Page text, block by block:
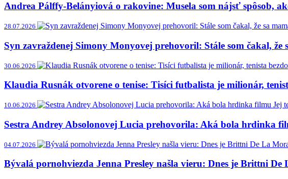
Andrea Pálffy-Belányiová o rakovine: Musela som nájsť spôsob,
28.07.2026
Syn zavraždenej Simony Monyovej prehovoril: Stále som čakal, že
30.06.2026
Klaudia Rusnák otvorene o tenise: Tisíci futbalista je milionár,
10.06.2026
Sestra Andrey Absolonovej Lucia prehovorila: Aká bola hrdinka
04.07.2026
Bývalá pornohviezda Jenna Presley našla vieru: Dnes je Brittni